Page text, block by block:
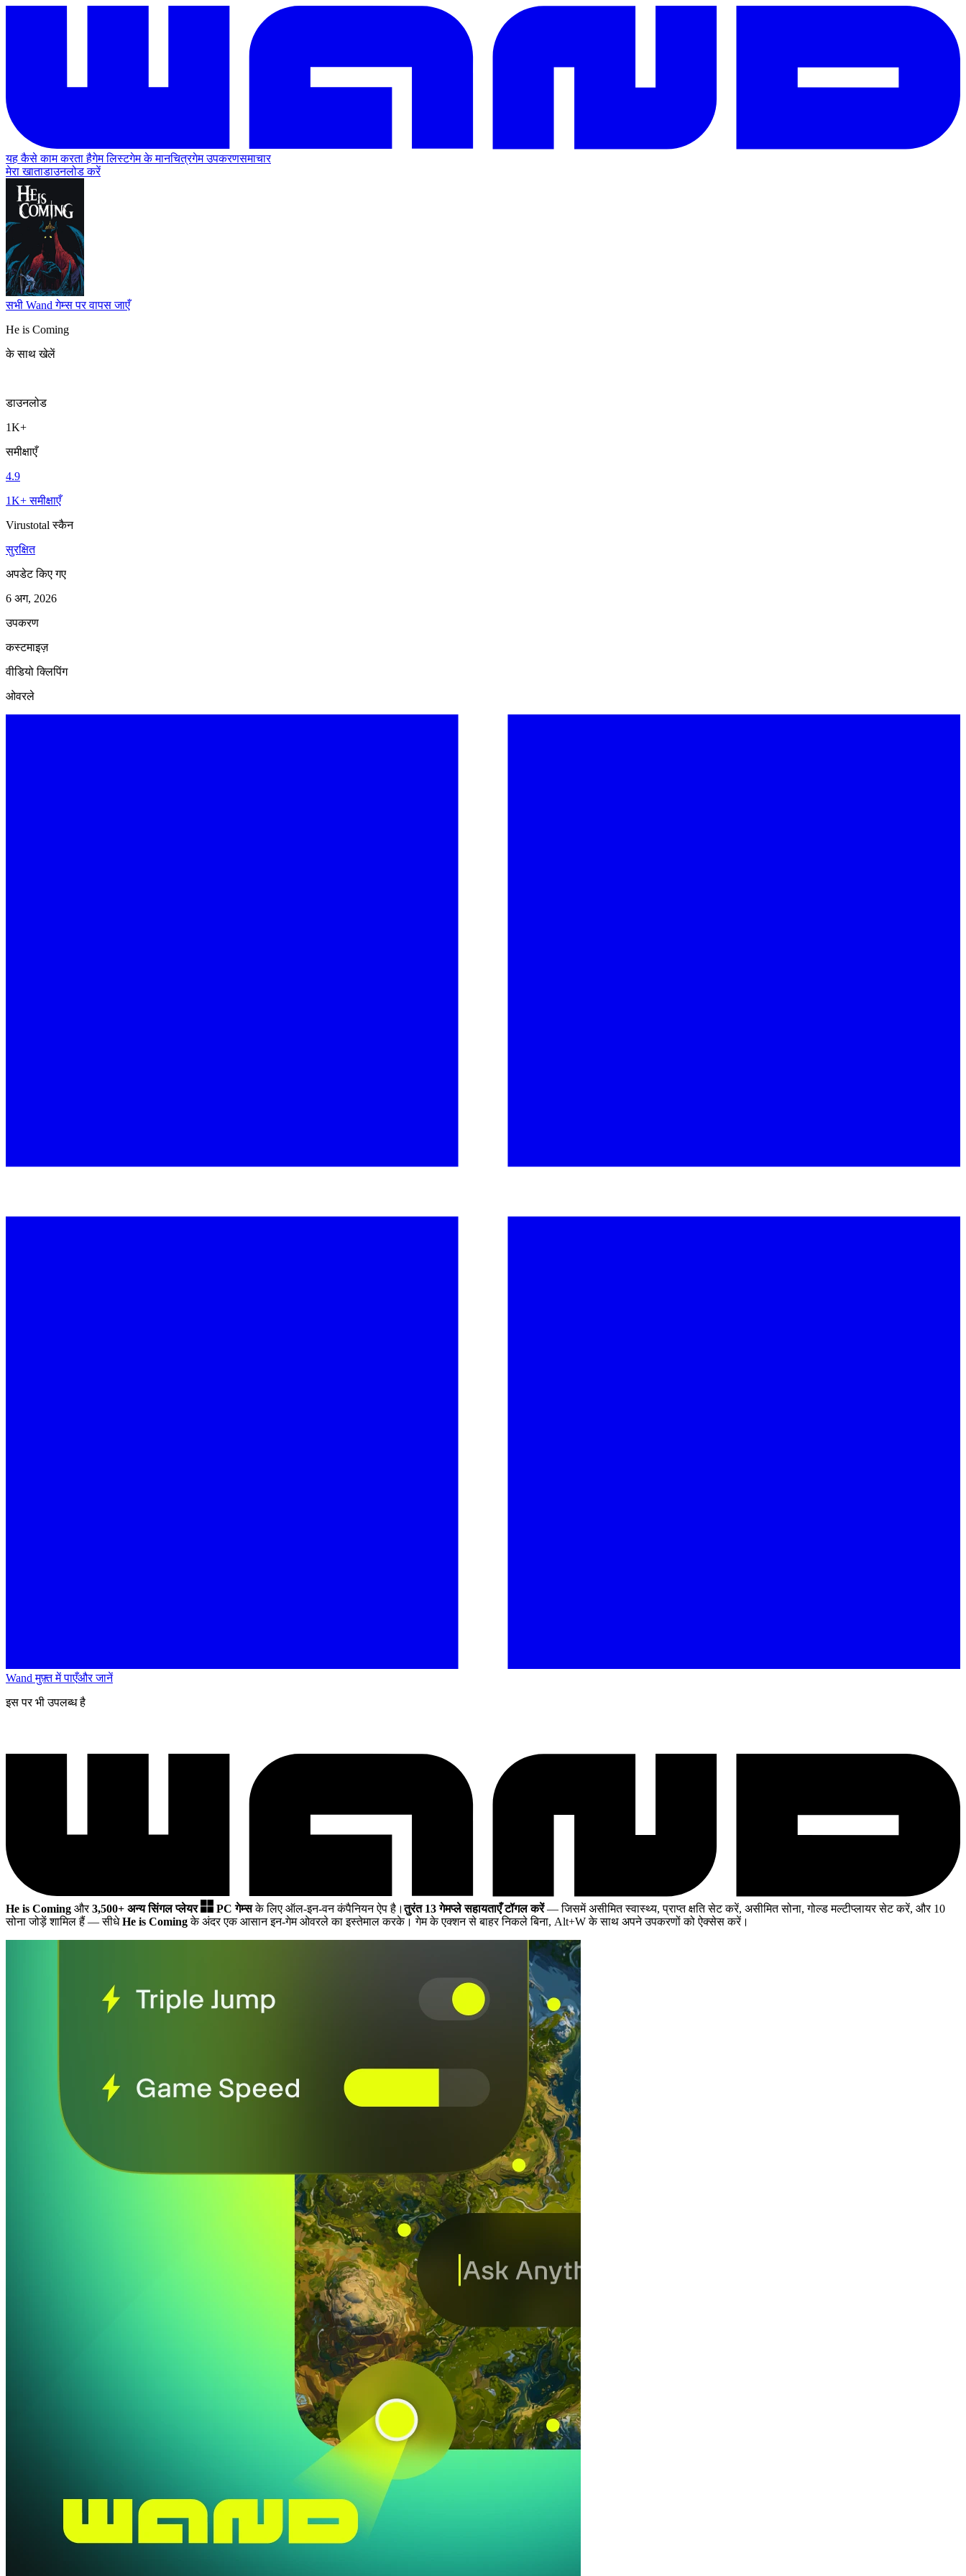
यह कैसे काम करता हैगेम लिस्टगेम के मानचित्रगेम उपकरणसमाचार
मेरा खाताडाउनलोड करें
सभी Wand गेम्स पर वापस जाएँ
He is Coming
के साथ खेलें
डाउनलोड
1K+
समीक्षाएँ
4.9
1K+ समीक्षाएँ
Virustotal स्कैन
सुरक्षित
अपडेट किए गए
6 अग, 2026
उपकरण
कस्टमाइज़
वीडियो क्लिपिंग
ओवरले
Wand मुफ़्त में पाएँऔर जानें
इस पर भी उपलब्ध है
He is Coming और3,500+ अन्य सिंगल प्लेयर PC गेम्सके लिए ऑल-इन-वन कंपैनियन ऐप है।तुरंत 13 गेमप्ले सहायताएँ टॉगल करें— जिसमें असीमित स्वास्थ्य, प्राप्त क्षति सेट करें, असीमित सोना, गोल्ड मल्टीप्लायर सेट करें, और 10
सोना जोड़ें शामिल हैं — सीधेHe is Comingके अंदर एक आसान इन-गेम ओवरले का इस्तेमाल करके। गेम के एक्शन से बाहर निकले बिना, Alt+W के साथ अपने उपकरणों को ऐक्सेस करें।